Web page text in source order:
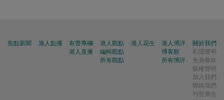
焦點新聞 港人點播
有聲專欄
港人直播
港人觀點
編輯觀點
所有觀點
港人花生
港人博評
博客館
所有博評
關於我們
私隱聲明
免責條款
版權聲明
加入我們
聯絡我們
刊登廣告